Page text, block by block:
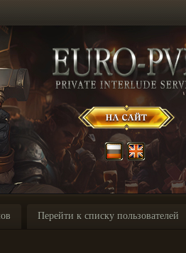
Перейти к списку пользователей